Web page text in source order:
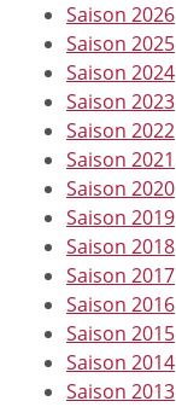
Saison 2026
Saison 2025
Saison 2024
Saison 2023
Saison 2022
Saison 2021
Saison 2020
Saison 2019
Saison 2018
Saison 2017
Saison 2016
Saison 2015
Saison 2014
Saison 2013